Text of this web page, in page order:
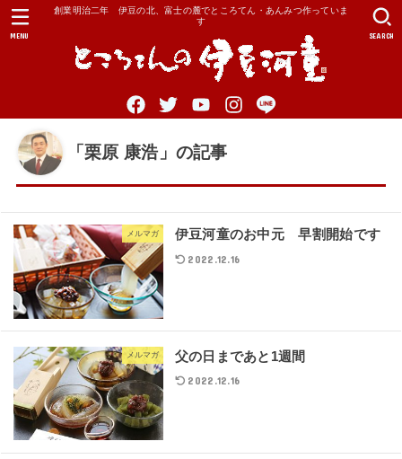
創業明治二年 伊豆の北、富士の麓でところてん・あんみつ作っていま
す
SEARCH
MENU
「栗原 康浩」の記事
メルマガ 伊豆河童のお中元 早割開始です
2022.12.16
メルマガ 父の日まであと1週間
2022.12.16